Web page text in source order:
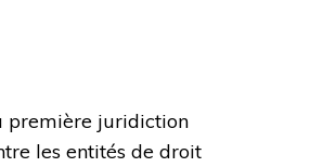
première juridiction
les entités de droit